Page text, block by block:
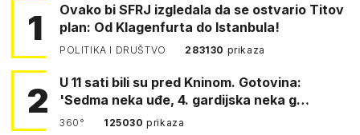
1
Ovako bi SFRJ izgledala da se ostvario Titov
plan: Od Klagenfurta do Istanbula!
POLITIKA I DRUŠTVO 283130 prikaza
2
U 11 sati bili su pred Kninom. Gotovina:
'Sedma neka uđe, 4. gardijska neka g…
360° 125030prikaza